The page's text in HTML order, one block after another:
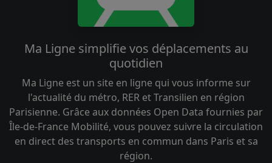
Ma Ligne simplifie vos déplacements au
quotidien
Ma Ligne est un site en ligne qui vous informe sur
l'actualité du métro, RER et Transilien en région
Parisienne. Grâce aux données Open Data fournies par
Île-de-France Mobilité, vous pouvez suivre la circulation
en direct des transports en commun dans Paris et sa
région.